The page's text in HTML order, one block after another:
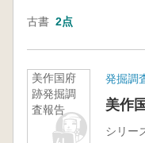
古書 2点
美作国府
跡発掘調
査報告
発掘調
美作
シリー